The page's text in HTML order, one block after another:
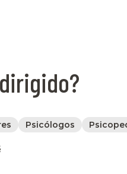
Psicólogos